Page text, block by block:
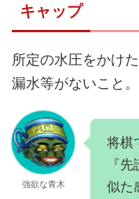
キャップ
所定の水圧をかけ
漏水等がないこと。
強欲な青木
将棋
『
似た